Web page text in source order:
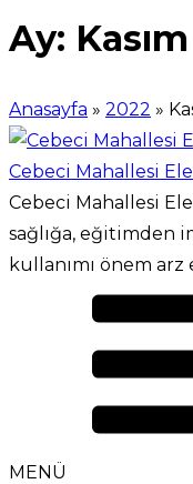
Ay:
Anasayfa » 2022 »
Cebeci Mahallesi
Cebeci Mahallesi
sağlığa, eğitimden
kullanımı önem
MENÜ